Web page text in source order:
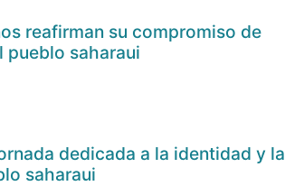
reafirman su compromiso de
pueblo saharaui
dedicada a la identidad y la
saharaui